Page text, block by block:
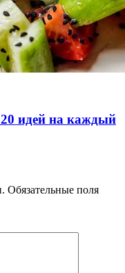
идей на каждый
Обязательные поля